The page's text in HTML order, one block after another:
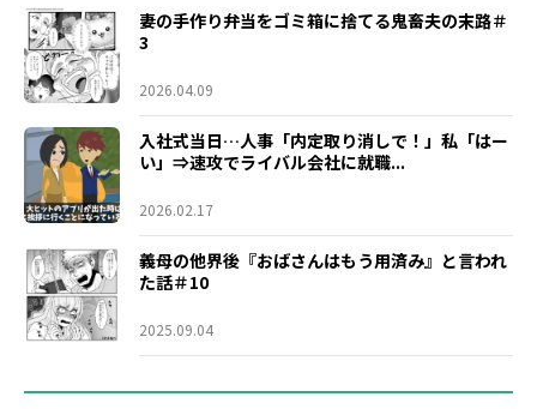
妻の手作り弁当をゴミ箱に捨てる鬼畜夫の末路＃
3
2026.04.09
入社式当日…人事「内定取り消しで！」私「はー
い」⇒速攻でライバル会社に就職...
2026.02.17
義母の他界後『おばさんはもう用済み』と言われ
た話＃10
2025.09.04